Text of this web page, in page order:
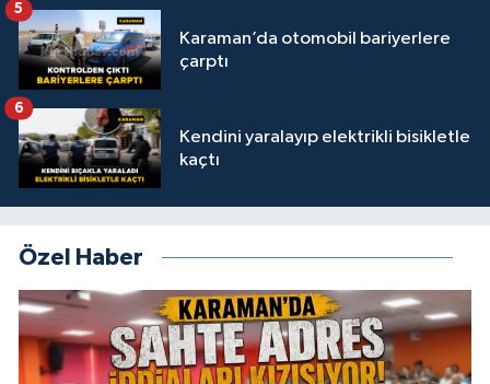
Karaman’da otomobil bariyerlere
çarptı
5
Kendini yaralayıp elektrikli bisikletle
kaçtı
6
Özel Haber